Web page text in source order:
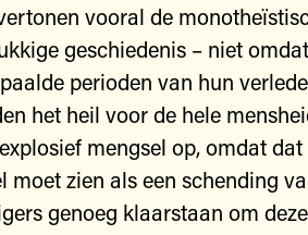
vooral de
geschiedenis – niet
perioden van hun
het heil voor de hele
mengsel op, omdat
moet zien als een schending
genoeg klaarstaan om